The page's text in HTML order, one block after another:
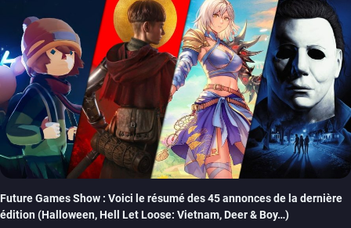
Future Games Show : Voici le résumé des 45 annonces de la dernière
édition (Halloween, Hell Let Loose: Vietnam, Deer & Boy…)